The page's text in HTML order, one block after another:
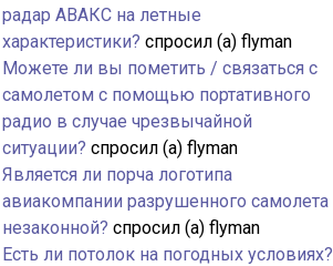
радар АВАКС на летные
характеристики? спросил (а) flyman
Можете ли вы пометить / связаться с
самолетом с помощью портативного
радио в случае чрезвычайной
ситуации? спросил (а) flyman
Является ли порча логотипа
авиакомпании разрушенного самолета
незаконной? спросил (а) flyman
Есть ли потолок на погодных условиях?